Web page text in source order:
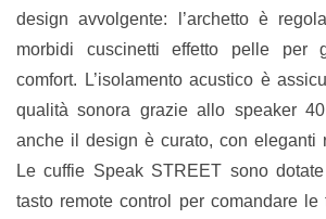
design avvolgente: l’archetto è
morbidi cuscinetti effetto pelle per
comfort. L’isolamento acustico è
qualità sonora grazie allo speaker
anche il design è curato, con eleganti
Le cuffie Speak STREET sono
tasto remote control per comandare